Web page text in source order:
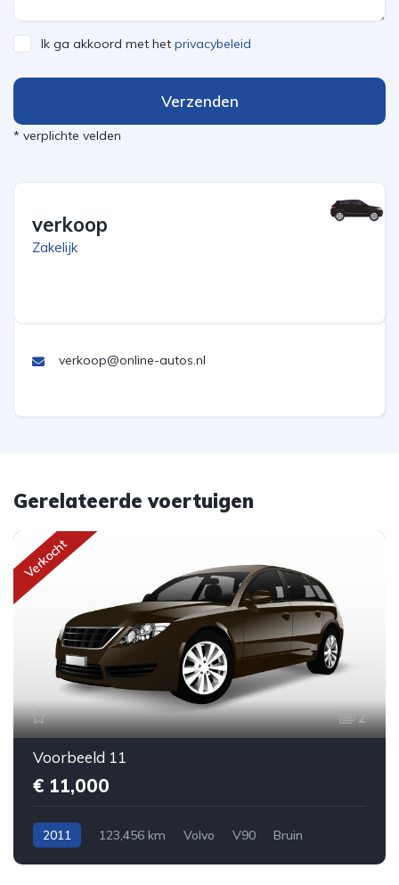
Ik ga akkoord met het privacybeleid
Verzenden
* verplichte velden
verkoop
Zakelijk
verkoop@online-autos.nl
Gerelateerde voertuigen
Verkocht
2
Voorbeeld 11
€ 11,000
2011 123,456 km Volvo V90
Bruin